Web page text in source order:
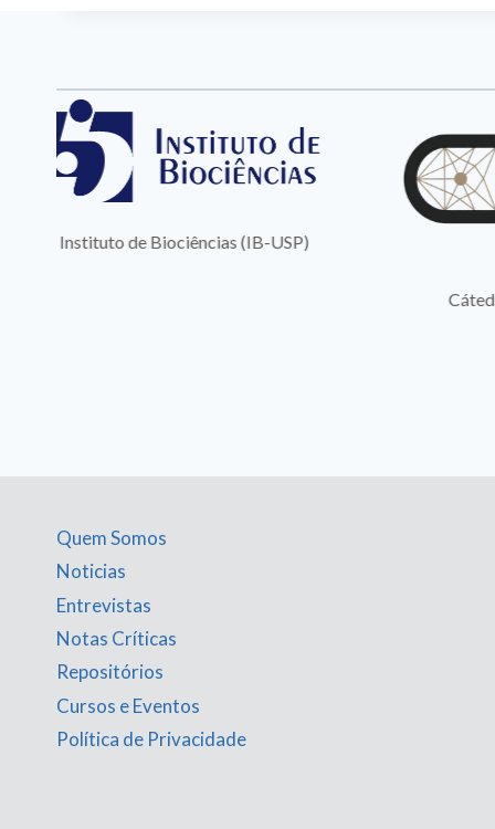
Quem Somos
Noticias
Entrevistas
Notas Críticas
Repositórios
Cursos e Eventos
Política de Privacidade